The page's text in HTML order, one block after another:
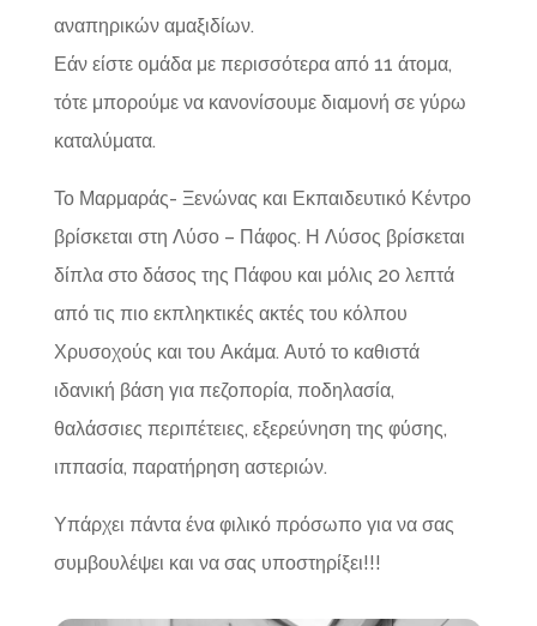
αναπηρικών αμαξιδίων.
Εάν είστε ομάδα με περισσότερα από 11 άτομα,
τότε μπορούμε να κανονίσουμε διαμονή σε γύρω
καταλύματα.
Το Μαρμαράς- Ξενώνας και Εκπαιδευτικό Κέντρο
βρίσκεται στη Λύσο – Πάφος. Η Λύσος βρίσκεται
δίπλα στο δάσος της Πάφου και μόλις 20 λεπτά
από τις πιο εκπληκτικές ακτές του κόλπου
Χρυσοχούς και του Ακάμα. Αυτό το καθιστά
ιδανική βάση για πεζοπορία, ποδηλασία,
θαλάσσιες περιπέτειες, εξερεύνηση της φύσης,
ιππασία, παρατήρηση αστεριών.
Υπάρχει πάντα ένα φιλικό πρόσωπο για να σας
συμβουλέψει και να σας υποστηρίξει!!!